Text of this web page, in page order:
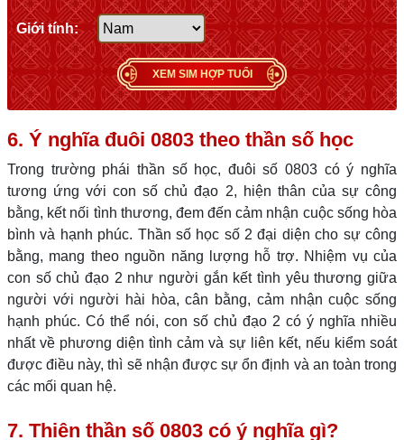
Giới tính:
XEM SIM HỢP TUỔI
6. Ý nghĩa đuôi 0803 theo thần số học
Trong trường phái thần số học, đuôi số 0803 có ý nghĩa
tương ứng với con số chủ đạo 2, hiện thân của sự công
bằng, kết nối tình thương, đem đến cảm nhận cuộc sống hòa
bình và hạnh phúc. Thần số học số 2 đại diện cho sự công
bằng, mang theo nguồn năng lượng hỗ trợ. Nhiệm vụ của
con số chủ đạo 2 như người gắn kết tình yêu thương giữa
người với người hài hòa, cân bằng, cảm nhận cuộc sống
hạnh phúc. Có thể nói, con số chủ đạo 2 có ý nghĩa nhiều
nhất về phương diện tình cảm và sự liên kết, nếu kiểm soát
được điều này, thì sẽ nhận được sự ổn định và an toàn trong
các mối quan hệ.
7. Thiên thần số 0803 có ý nghĩa gì?